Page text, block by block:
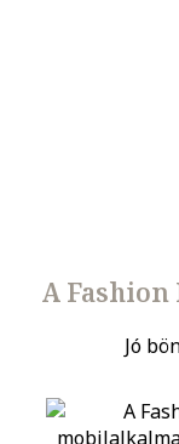
A
Jó